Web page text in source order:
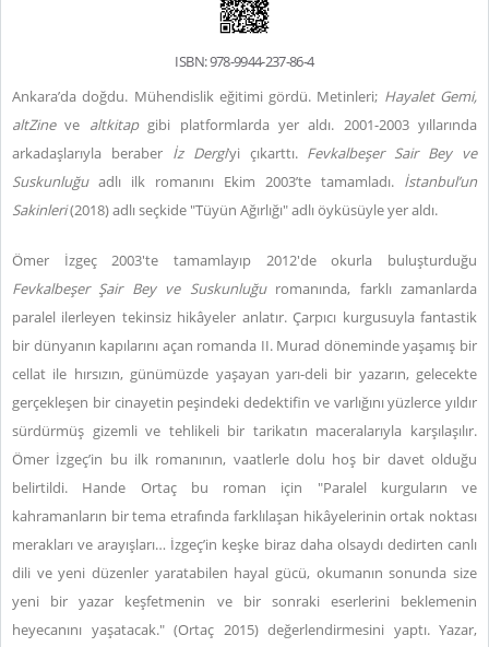
ISBN: 978-9944-237-86-4
Ankara’da doğdu. Mühendislik eğitimi gördü. Metinleri; Hayalet Gemi,
altZineve altkitap gibi platformlarda yer aldı. 2001-2003 yıllarında
arkadaşlarıyla beraber İz Dergi’yi çıkarttı. Fevkalbeşer Sair Bey ve
Suskunluğuadlı ilk romanını Ekim 2003’te tamamladı. İstanbul’un
Sakinleri(2018) adlı seçkide "Tüyün Ağırlığı" adlı öyküsüyle yer aldı.
Ömer İzgeç 2003'te tamamlayıp 2012'de okurla buluşturduğu
Fevkalbeşer Şair Bey ve Suskunluğuromanında, farklı zamanlarda
paralel ilerleyen tekinsiz hikâyeler anlatır. Çarpıcı kurgusuyla fantastik
bir dünyanın kapılarını açan romanda II. Murad döneminde yaşamış bir
cellat ile hırsızın, günümüzde yaşayan yarı-deli bir yazarın, gelecekte
gerçekleşen bir cinayetin peşindeki dedektifin ve varlığını yüzlerce yıldır
sürdürmüş gizemli ve tehlikeli bir tarikatın maceralarıyla karşılaşılır.
Ömer İzgeç’in bu ilk romanının, vaatlerle dolu hoş bir davet olduğu
belirtildi. Hande Ortaç bu roman için "Paralel kurguların ve
kahramanların bir tema etrafında farklılaşan hikâyelerinin ortak noktası
merakları ve arayışları… İzgeç’in keşke biraz daha olsaydı dedirten canlı
dili ve yeni düzenler yaratabilen hayal gücü, okumanın sonunda size
yeni bir yazar keşfetmenin ve bir sonraki eserlerini beklemenin
heyecanını yaşatacak." (Ortaç 2015) değerlendirmesini yaptı. Yazar,